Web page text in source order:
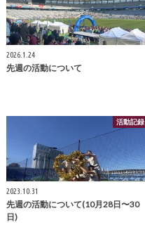
2026.1.24
先週の活動について
活動記録
2023.10.31
先週の活動について(10月28日〜30
日)